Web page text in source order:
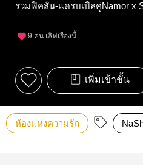
รวมฟิคสั้น-แดรบเบิ้ลคู่Namor x
9 คน เลิฟเรื่องนี้
เพิ่มเข้าชั้น
ห้องแห่งความรัก